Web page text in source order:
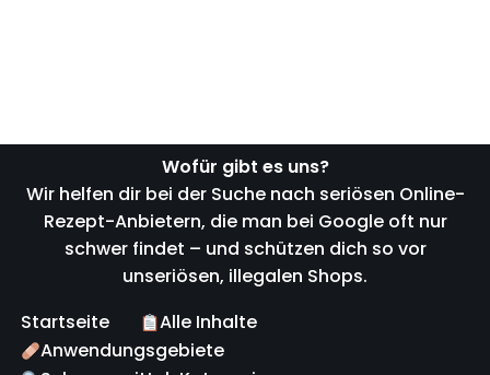
Wofür gibt es uns?
Wir helfen dir bei der Suche nach seriösen Online-
Rezept-Anbietern, die man bei Google oft nur
schwer findet – und schützen dich so vor
unseriösen, illegalen Shops.
Startseite
Alle Inhalte
Anwendungsgebiete